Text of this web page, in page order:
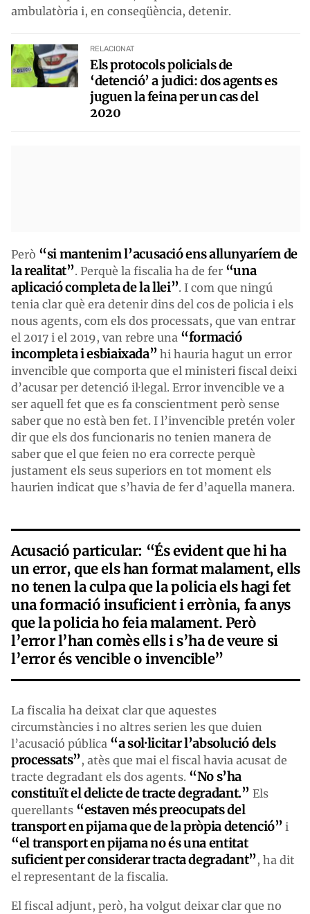
ambulatòria i, en conseqüència, detenir.
RELACIONAT
Els protocols policials de
‘detenció’ a judici: dos agents es
juguen la feina per un cas del
2020
Però “si mantenim l’acusació ens allunyaríem de
la realitat”. Perquè la fiscalia ha de fer “una
aplicació completa de la llei”. I com que ningú
tenia clar què era detenir dins del cos de policia i els
nous agents, com els dos processats, que van entrar
el 2017 i el 2019, van rebre una “formació
incompleta i esbiaixada” hi hauria hagut un error
invencible que comporta que el ministeri fiscal deixi
d’acusar per detenció il·legal. Error invencible ve a
ser aquell fet que es fa conscientment però sense
saber que no està ben fet. I l’invencible pretén voler
dir que els dos funcionaris no tenien manera de
saber que el que feien no era correcte perquè
justament els seus superiors en tot moment els
haurien indicat que s’havia de fer d’aquella manera.
Acusació particular: “És evident que hi ha
un error, que els han format malament, ells
no tenen la culpa que la policia els hagi fet
una formació insuficient i errònia, fa anys
que la policia ho feia malament. Però
l’error l’han comès ells i s’ha de veure si
l’error és vencible o invencible”
La fiscalia ha deixat clar que aquestes
circumstàncies i no altres serien les que duien
l’acusació pública “a sol·licitar l’absolució dels
processats”, atès que mai el fiscal havia acusat de
tracte degradant els dos agents. “No s’ha
constituït el delicte de tracte degradant.” Els
querellants “estaven més preocupats del
transport en pijama que de la pròpia detenció” i
“el transport en pijama no és una entitat
suficient per considerar tracta degradant”, ha dit
el representant de la fiscalia.
El fiscal adjunt, però, ha volgut deixar clar que no